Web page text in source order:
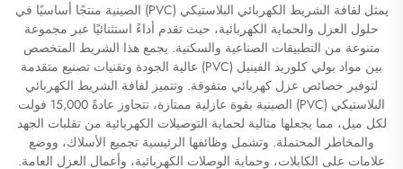
يمثل لفافة الشريط الكهربائي البلاستيكي (PVC) الصينية منتجًا أساسيًا في
حلول العزل والحماية الكهربائية، حيث تقدم أداءً استثنائيًا عبر مجموعة
متنوعة من التطبيقات الصناعية والسكنية. يجمع هذا الشريط المتخصص
بين مواد بولي كلوريد الفينيل (PVC) عالية الجودة وتقنيات تصنيع متقدمة
لتوفير خصائص عزل كهربائي متفوقة. وتتميز لفافة الشريط الكهربائي
البلاستيكي (PVC) الصينية بقوة عازلية ممتازة، تتجاوز عادةً 15,000 فولت
لكل ميل، مما يجعلها مثالية لحماية التوصيلات الكهربائية من تقلبات الجهد
والمخاطر المحتملة. وتشمل وظائفها الرئيسية تجميع الأسلاك، ووضع
علامات على الكابلات، وحماية الوصلات الكهربائية، وأعمال العزل العامة.